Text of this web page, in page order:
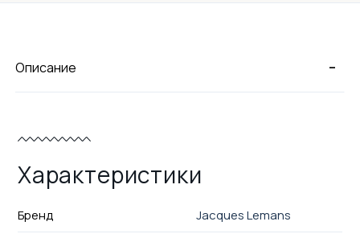
-
Описание
Характеристики
Бренд
Jacques Lemans